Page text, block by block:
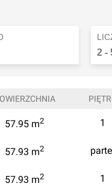
2 -
57.95 m2 1
57.93 m2
57.93 m2 1